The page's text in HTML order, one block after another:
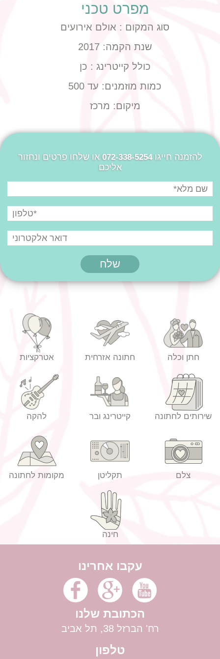
מפרט טכני
סוג המקום : אולם אירועים
שנת הקמה:2017
כולל קייטרינג : כן
כמות מוזמנים: עד 500
מיקום: מרכז
להזמנה חייגו072-338-5254או שלחו פרטים ונחזור
אליכם
חתן וכלה חתונה אזרחית אטרקציות
שירותים לחתונה קייטרינג ובר להקה
צלם תקליטן מקומות לחתונה
חינה
עקבו אחרינו
הכתובת שלנו
רח' הברזל 38, תל אביב
טלפון